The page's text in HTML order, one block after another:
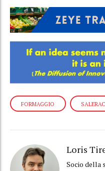
FORMAGGIO SALERAC
Loris
Socio della